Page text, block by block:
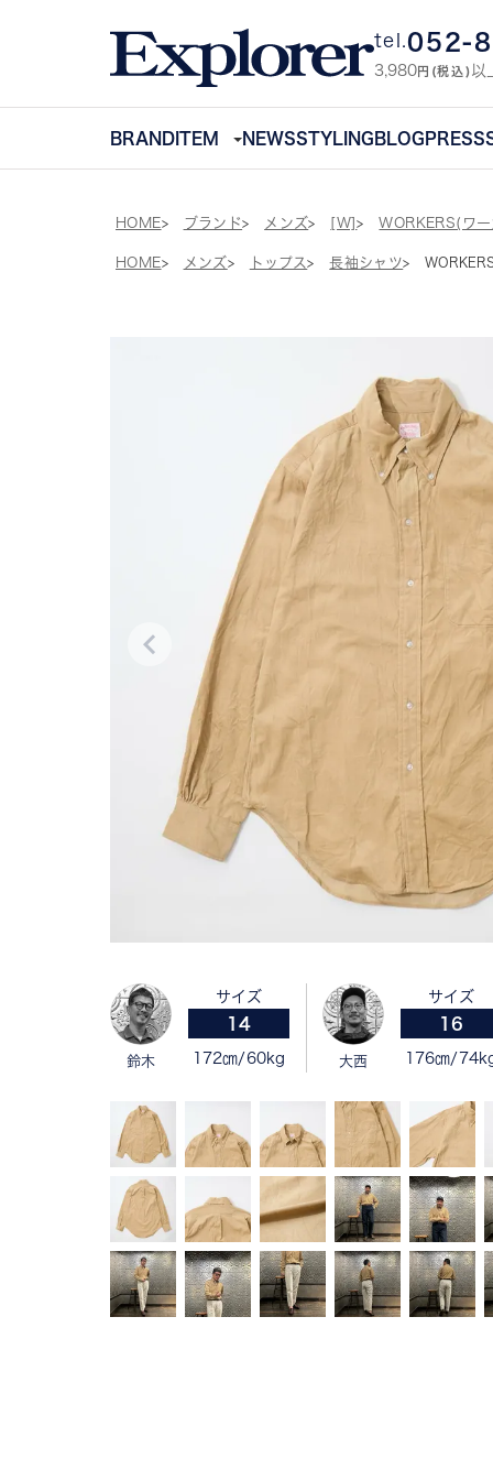
tel.052-
3,980円(税込)以
BRANDITEM NEWSSTYLINGBLOGPRESS
HOME ブランド メンズ [W] WORKERS(ワ
HOME メンズ トップス 長袖シャツ
鈴木
サイズ
14
172㎝/60kg 大西
サイズ
16
176㎝/